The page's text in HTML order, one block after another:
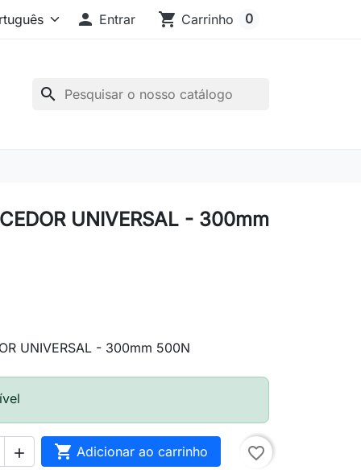
 Entrar shopping_cart Carrinho 0
search
UNIVERSAL - 300mm
UNIVERSAL - 300mm 500N
  Adicionar ao carrinho favorite_border